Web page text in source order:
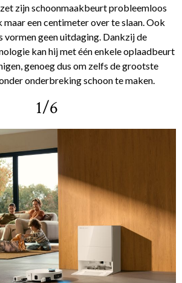
zijn schoonmaakbeurt probleemloos
een centimeter over te slaan. Ook
vormen geen uitdaging. Dankzij de
kan hij met één enkele oplaadbeurt
genoeg dus om zelfs de grootste
onderbreking schoon te maken.
1/6